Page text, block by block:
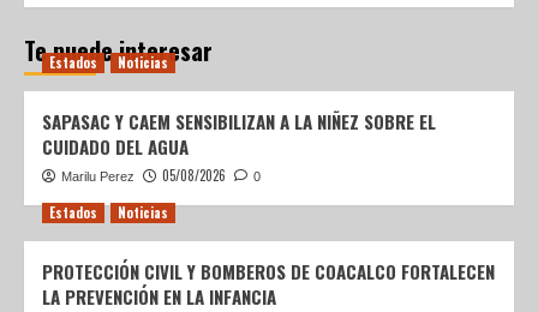
Te puede interesar
Estados Noticias
SAPASAC Y CAEM SENSIBILIZAN A LA NIÑEZ SOBRE EL
CUIDADO DEL AGUA
Marilu Perez 05/08/2026 0
Estados Noticias
PROTECCIÓN CIVIL Y BOMBEROS DE COACALCO FORTALECEN
LA PREVENCIÓN EN LA INFANCIA